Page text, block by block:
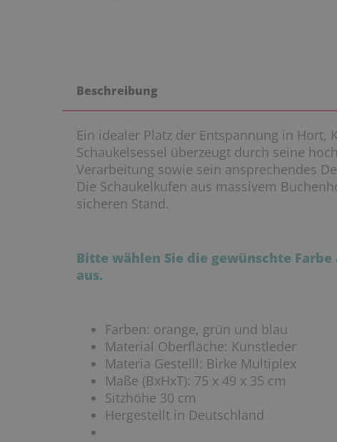
Beschreibung
Ein idealer Platz der Entspannung in Hort,
Schaukelsessel überzeugt durch seine
Verarbeitung sowie sein ansprechendes
Die Schaukelkufen aus massivem
sicheren Stand.
Bitte wählen Sie die gewünschte Farbe
aus.
Farben: orange, grün und blau
Material Oberfläche: Kunstleder
Materia Gestelll: Birke Multiplex
Maße (BxHxT): 75 x 49 x 35 cm
Sitzhöhe 30 cm
Hergestellt in Deutschland